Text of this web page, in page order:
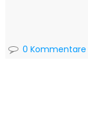
0 Kommentare